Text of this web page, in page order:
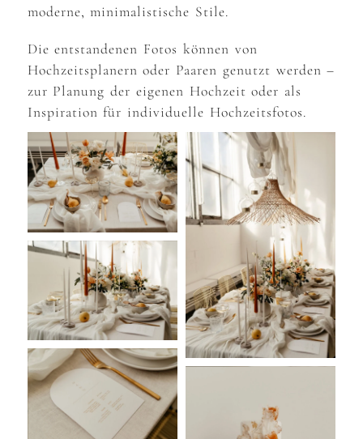
moderne, minimalistische Stile.
Die entstandenen Fotos können von
Hochzeitsplanern oder Paaren genutzt werden –
zur Planung der eigenen Hochzeit oder als
Inspiration für individuelle Hochzeitsfotos.